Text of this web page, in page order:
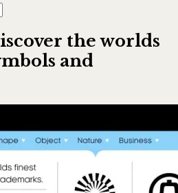
the worlds
and